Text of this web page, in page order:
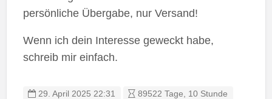
persönliche Übergabe, nur Versand!
Wenn ich dein Interesse geweckt habe,
schreib mir einfach.
29. April 2025 22:31 89522 Tage, 10 Stunde